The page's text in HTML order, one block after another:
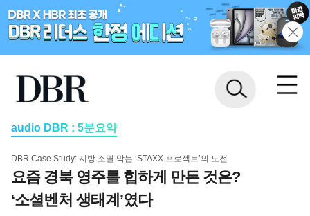
audio DBR : 5분요약
DBR Case Study: 지방 소멸 막는 ‘STAXX 프로젝트’의 도전
요즘 경북 영주를 힙하게 만든 것은?
‘소셜벤처 생태계’였다